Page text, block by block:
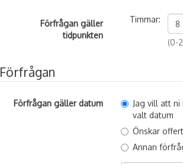
Förfrågan gäller
tidpunkten
Timmar:
(0-
Förfrågan
Förfrågan gäller datum
Jag vill att
valt datum
Önskar
Annan